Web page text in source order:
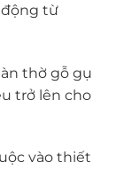
từ
thờ gỗ gụ
trở lên cho
vào thiết